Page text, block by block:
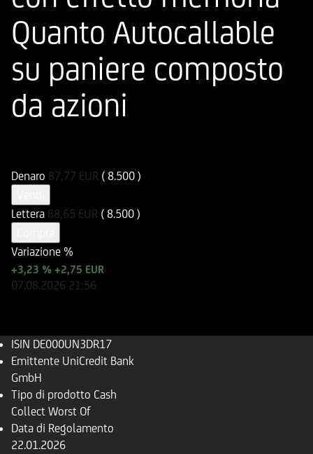
Quanto Autocallable
su paniere composto
da azioni
Denaro 87,77 EUR ( 8.500 )
Lettera 88,65 EUR ( 8.500 )
Variazione %
+3,23 % +2,75 EUR
07.08.2026 21:56
ISIN DE000UN3DR17
Emittente UniCredit Bank
GmbH
Tipo di prodotto Cash
Collect Worst Of
Data di Regolamento
22.01.2026